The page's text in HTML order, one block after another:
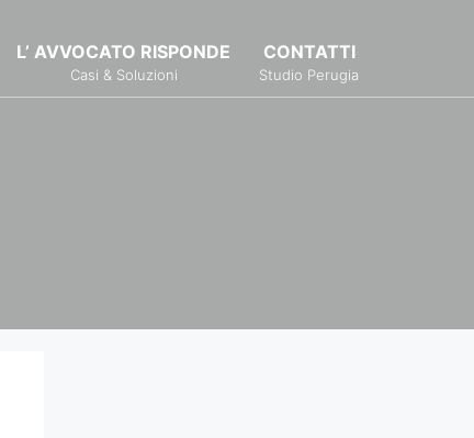
L’ AVVOCATO RISPONDE
Casi & Soluzioni
CONTATTI
Studio Perugia